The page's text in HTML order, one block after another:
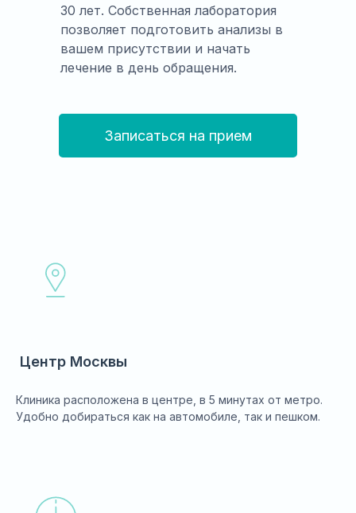
30 лет. Собственная лаборатория
позволяет подготовить анализы в
вашем присутствии и начать
лечение в день обращения.
Записаться на прием
Центр Москвы
Клиника расположена в центре, в 5 минутах от метро.
Удобно добираться как на автомобиле, так и пешком.